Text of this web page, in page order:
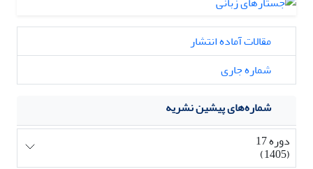
مقالات آماده انتشار
شماره جاری
شماره‌های پیشین نشریه
دوره 17
(1405)